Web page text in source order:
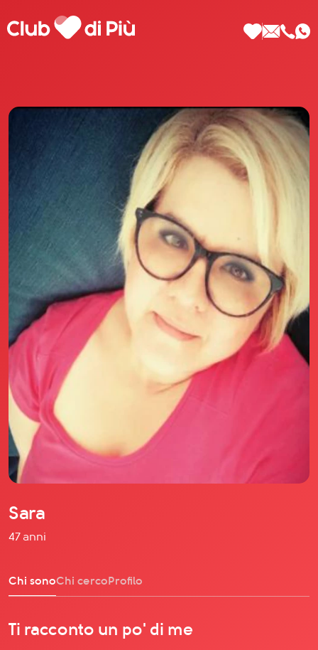
Scopri Club di Più
Le testimonianze Club di Più
La fondatrice Valeria Pilla
Annunci Donne
Agenzia matrimoniale Club di Più
Love Notebook
Il libro Donna di Cuori
Quanto costa Club di Più
Love Academy
Domande Frequenti
Impegno Sociale
Le nostre sedi
Facebook
YouTube
Instagram
TikTok
Sara
47 anni
Chi sonoChi cercoProfilo
Ti racconto un po' di me